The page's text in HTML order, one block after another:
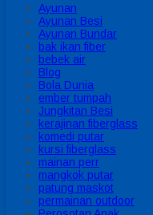
Ayunan
Ayunan Besi
Ayunan Bundar
bak ikan fiber
bebek air
Blog
Bola Dunia
ember tumpah
Jungkitan Besi
kerajinan fiberglass
komedi putar
kursi fiberglass
mainan perr
mangkok putar
patung maskot
permainan outdoor